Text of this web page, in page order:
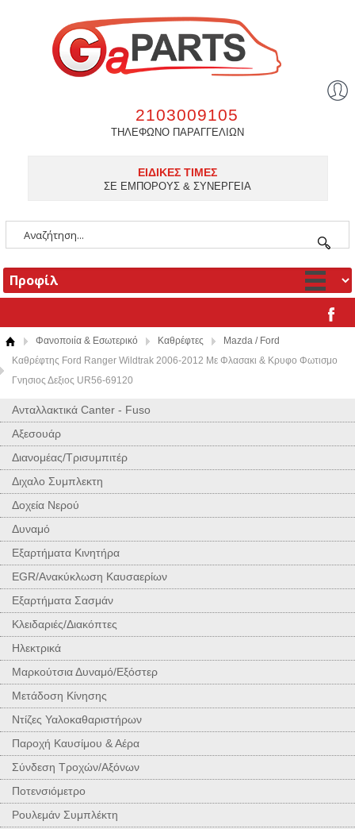
2103009105
ΤΗΛΕΦΩΝΟ ΠΑΡΑΓΓΕΛΙΩΝ
ΕΙΔΙΚΕΣ ΤΙΜΕΣ
ΣΕ ΕΜΠΟΡΟΥΣ & ΣΥΝΕΡΓΕΙΑ
Φανοποιία & Εσωτερικό Καθρέφτες
Mazda / Ford
Καθρέφτης Ford Ranger Wildtrak 2006-2012 Με Φλασακι & Κρυφο Φωτισμο
Γνησιος Δεξιος UR56-69120
Ανταλλακτικά Canter - Fuso
Αξεσουάρ
Διανομέας/Τρισυμπιτέρ
Διχαλο Συμπλεκτη
Δοχεία Νερού
Δυναμό
Εξαρτήματα Κινητήρα
EGR/Ανακύκλωση Καυσαερίων
Εξαρτήματα Σασμάν
Κλειδαριές/Διακόπτες
Ηλεκτρικά
Μαρκούτσια Δυναμό/Εξόστερ
Μετάδοση Κίνησης
Ντίζες Υαλοκαθαριστήρων
Παροχή Καυσίμου & Αέρα
Σύνδεση Τροχών/Αξόνων
Ποτενσιόμετρο
Ρουλεμάν Συμπλέκτη